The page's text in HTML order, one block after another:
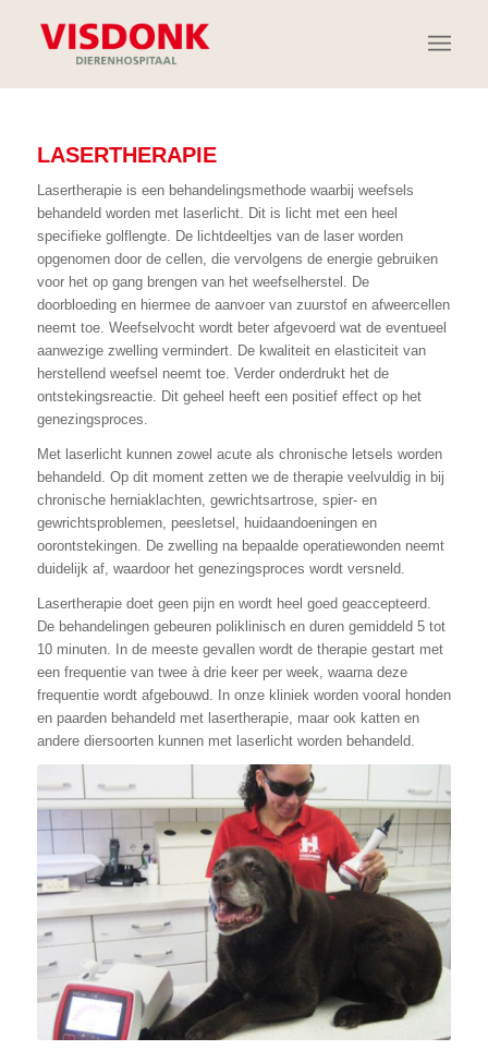
LASERTHERAPIE
Lasertherapie is een behandelingsmethode waarbij weefsels
behandeld worden met laserlicht. Dit is licht met een heel
specifieke golflengte. De lichtdeeltjes van de laser worden
opgenomen door de cellen, die vervolgens de energiegebruiken
voor het op gang brengen van het weefselherstel. De
doorbloeding en hiermee de aanvoer van zuurstof en afweercellen
neemt toe. Weefselvocht wordt beter afgevoerd wat de eventueel
aanwezige zwelling vermindert. De kwaliteit en elasticiteit van
herstellend weefsel neemt toe. Verder onderdrukt het de
ontstekingsreactie. Dit geheel heeft een positief effect op het
genezingsproces.
Met laserlicht kunnen zowel acute als chronische letsels worden
behandeld. Op dit moment zetten we de therapie veelvuldig in bij
chronische herniaklachten, gewrichtsartrose, spier- en
gewrichtsproblemen, peesletsel, huidaandoeningen en
oorontstekingen. De zwelling na bepaalde operatiewonden neemt
duidelijk af, waardoor het genezingsproces wordt versneld.
Lasertherapie doet geen pijn en wordt heel goed geaccepteerd.
De behandelingen gebeuren poliklinisch en duren gemiddeld 5 tot
10 minuten. In de meeste gevallen wordt de therapie gestart met
een frequentie van twee à drie keer per week, waarna deze
frequentie wordt afgebouwd. In onze kliniek worden vooral honden
en paarden behandeld met lasertherapie, maar ook katten en
andere diersoorten kunnen met laserlicht worden behandeld.